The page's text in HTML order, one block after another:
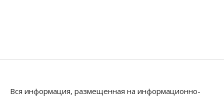
Вся информация, размещенная на информационно-